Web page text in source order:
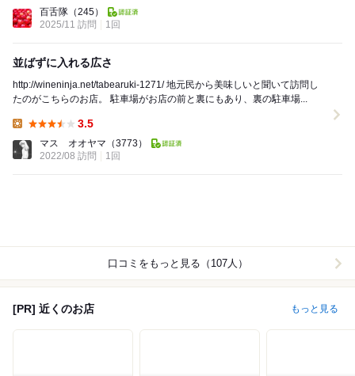
百舌隊 （245）
2025/11 訪問
1回
並ばずに入れる広さ
http://wineninja.net/tabearuki-1271/ 地元民から美味しいと聞いて訪問し
たのがこちらのお店。 駐車場がお店の前と裏にもあり、裏の駐車場...
3.5
マス オオヤマ （3773）
2022/08 訪問
1回
口コミをもっと見る（107人）
[PR] 近くのお店 もっと見る